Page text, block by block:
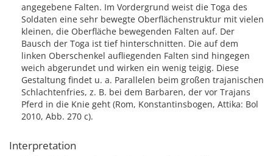
angegebene Falten. Im Vordergrund weist die Toga des
Soldaten eine sehr bewegte Oberflächenstruktur mit vielen
kleinen, die Oberfläche bewegenden Falten auf. Der
Bausch der Toga ist tief hinterschnitten. Die auf dem
linken Oberschenkel aufliegenden Falten sind hingegen
weich abgerundet und wirken ein wenig teigig. Diese
Gestaltung findet u. a. Parallelen beim großen trajanischen
Schlachtenfries, z. B. bei dem Barbaren, der vor Trajans
Pferd in die Knie geht (Rom, Konstantinsbogen, Attika: Bol
2010, Abb. 270 c).
Interpretation